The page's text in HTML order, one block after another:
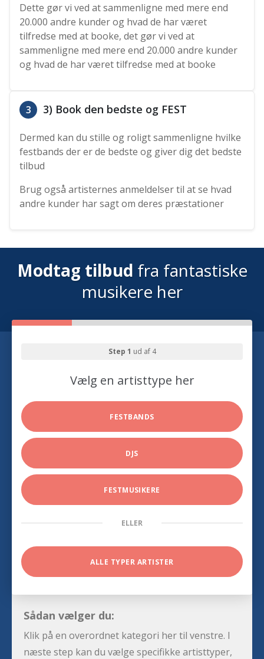
Dette gør vi ved at sammenligne med mere end
20.000 andre kunder og hvad de har været
tilfredse med at booke, det gør vi ved at
sammenligne med mere end 20.000 andre kunder
og hvad de har været tilfredse med at booke
3 3) Book den bedste og FEST
Dermed kan du stille og roligt sammenligne hvilke
festbands der er de bedste og giver dig det bedste
tilbud
Brug også artisternes anmeldelser til at se hvad
andre kunder har sagt om deres præstationer
Modtag tilbud fra fantastiske
musikere her
Step 1 ud af 4
Vælg en artisttype her
FESTBANDS
DJS
FESTMUSIKERE
ELLER
ALLE TYPER ARTISTER
Sådan vælger du:
Klik på en overordnet kategori her til venstre. I
næste step kan du vælge specifikke artisttyper,